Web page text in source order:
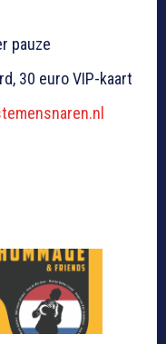
pauze
30 euro VIP-kaart